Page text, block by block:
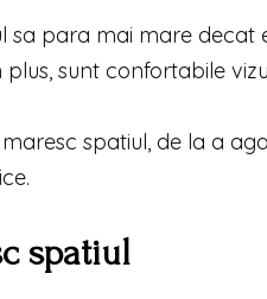
sa para mai mare decat
sunt confortabile
spatiul, de la a
spatiul